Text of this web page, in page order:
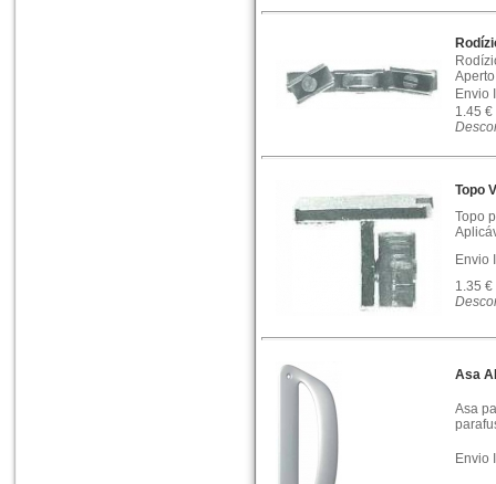
Envio
1.45 €
Topo
Topo
Envio
1.35 €
Asa
Asa
Envio